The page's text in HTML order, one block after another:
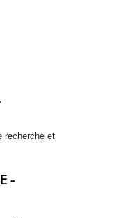
recherche et
-